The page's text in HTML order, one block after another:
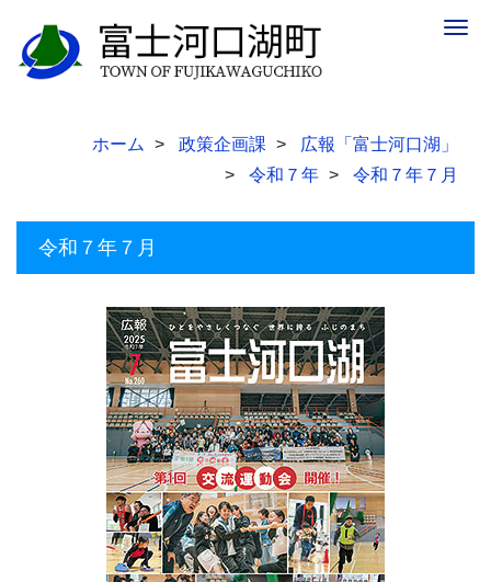
ホーム 政策企画課
広報「富士河口湖」
令和７年
令和７年７月
令和７年７月